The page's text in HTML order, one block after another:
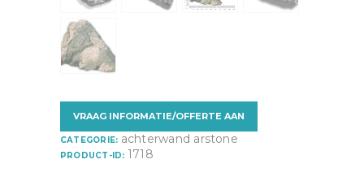
VRAAG INFORMATIE/OFFERTE AAN
CATEGORIE: achterwand arstone
PRODUCT-ID: 1718